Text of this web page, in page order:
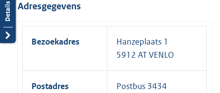
Adresgegevens
Bezoekadres
Hanzeplaats 1
5912 AT VENLO
Postadres
Postbus 3434